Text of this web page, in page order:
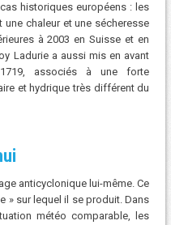
historiques européens : les
une chaleur et une sécheresse
à 2003 en Suisse et en
Ladurie a aussi mis en avant
associés à une forte
et hydrique très différent du
anticyclonique lui-même. Ce
» sur lequel il se produit. Dans
météo comparable, les